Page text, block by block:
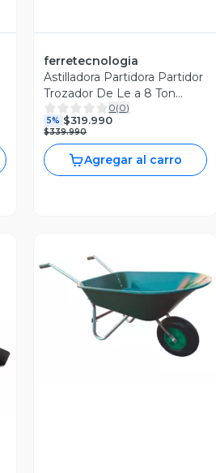
ferretecnologia
Astilladora Partidora Partidor
Trozador De Le a 8 Ton
2200w
0(0)
5% $319.990
$339.990
Agregar al carro
Vista Previa